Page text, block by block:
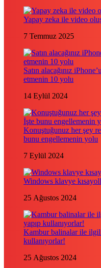
Yapay zeka ile video
7 Temmuz 2025
Satın alacağınız
etmenin 10 yolu
14 Eylül 2024
Konuştuğunuz her şey
bunu engellemenin yolu
7 Eylül 2024
Windows klavye
25 Ağustos 2024
Kambur balinalar ile ilgili
kullanıyorlar!
25 Ağustos 2024